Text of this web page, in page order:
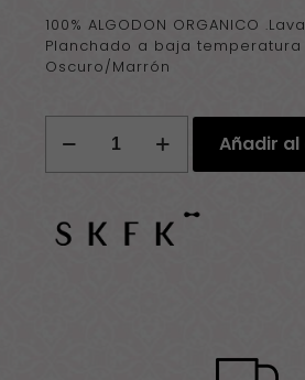
100% ALGODON ORGANICO
Planchado a baja temperatura
Oscuro/Marrón
SKFK
Oñati
Añadir